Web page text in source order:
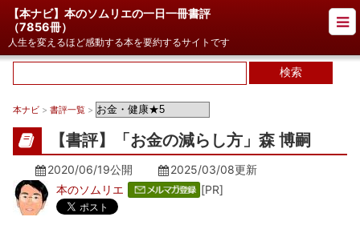
【本ナビ】本のソムリエの一日一冊書評
（7856冊）
人生を変えるほど感動する本を要約するサイトです
本ナビ > 書評一覧 >
【書評】「お金の減らし方」森 博嗣
2020/06/19公開 2025/03/08更新
本のソムリエ
[PR]